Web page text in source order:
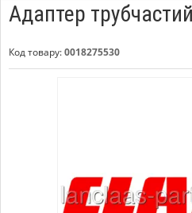
Адаптер
Код товару:0018275530